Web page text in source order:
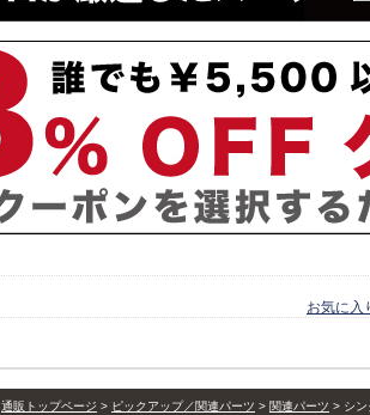
お気に入
通販トップページ ピックアップ／関連パーツ 関連パーツ シ